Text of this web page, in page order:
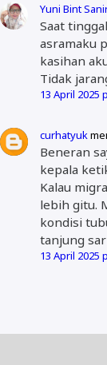
Yuni Bint
Saat
asramaku
kasihan
Tidak
13 April 2025
curhatyuk
Beneran
kepala
Kalau
lebih gitu.
kondisi
tanjung
13 April 2025